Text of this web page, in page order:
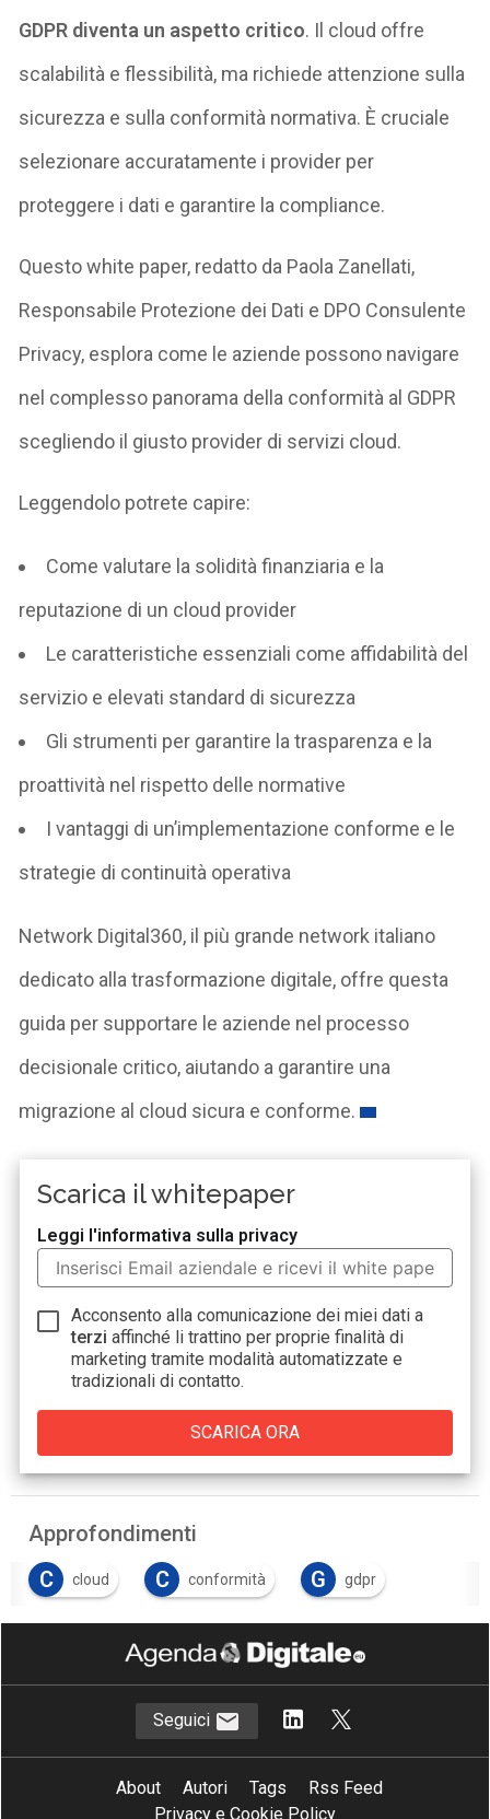
GDPR diventa un aspetto critico. Il cloud offre
scalabilità e flessibilità, ma richiede attenzione sulla
sicurezza e sulla conformità normativa. È cruciale
selezionare accuratamente i provider per
proteggere i dati e garantire la compliance.
Questo white paper, redatto da Paola Zanellati,
Responsabile Protezione dei Dati e DPO Consulente
Privacy, esplora come le aziende possono navigare
nel complesso panorama della conformità al GDPR
scegliendo il giusto provider di servizi cloud.
Leggendolo potrete capire:
Come valutare la solidità finanziaria e la
reputazione di un cloud provider
Le caratteristiche essenziali come affidabilità del
servizio e elevati standard di sicurezza
Gli strumenti per garantire la trasparenza e la
proattività nel rispetto delle normative
I vantaggi di un’implementazione conforme e le
strategie di continuità operativa
Network Digital360, il più grande network italiano
dedicato alla trasformazione digitale, offre questa
guida per supportare le aziende nel processo
decisionale critico, aiutando a garantire una
migrazione al cloud sicura e conforme.
Scarica il whitepaper
Leggi l'informativa sulla privacy
Acconsento alla comunicazione dei miei dati a
terzi affinché li trattino per proprie finalità di
marketing tramite modalità automatizzate e
tradizionali di contatto.
Approfondimenti
C
cloud C conformità G gdpr
Seguici
About Autori Tags
Rss Feed
Privacy e Cookie Policy